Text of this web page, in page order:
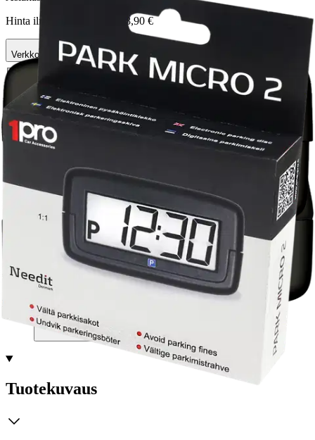
Hinta ilman S-Etukorttia:
28,90 €
Verkkokaupan hinta
Valitse toimitustapa
Nouto myymälästä
Ilmainen
Siirry valitsemaan myymälä
Toimitus
Kotiin tai noutopisteeseen
Alk. 0 €
Ilmainen toimitus yli 100 €:n tilauksille
Postin pakettiautomaattiin tai
palvelupisteeseen!
Etu ei koske Suuri‑lisäpalvelulla toimitettavia tuotteita.
Tarkista myymäläsaatavuus
Tuotekuvaus